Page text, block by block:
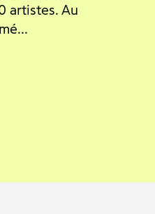
artistes. Au